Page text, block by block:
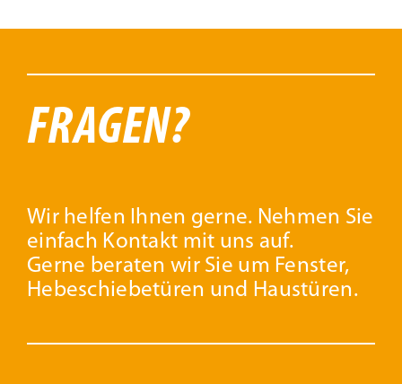
FRAGEN?
Wir helfen Ihnen gerne. Nehmen Sie
einfach Kontakt mit uns auf.
Gerne beraten wir Sie um Fenster,
Hebeschiebetüren und Haustüren.